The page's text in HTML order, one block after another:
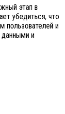
этап в
убедиться, что
пользователей и
и